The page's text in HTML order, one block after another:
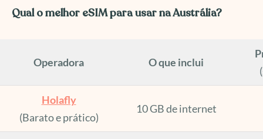
Qual o melhor eSIM para usar na Austrália?
Operadora O que inclui
Holafly
(Barato e prático)
10 GB de internet